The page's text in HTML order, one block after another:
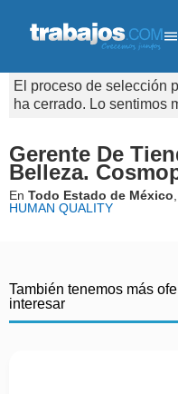
El proceso de selección
ha cerrado. Lo sentimos
Gerente De
Belleza.
En Todo Estado de México
HUMAN QUALITY
También tenemos más
interesar